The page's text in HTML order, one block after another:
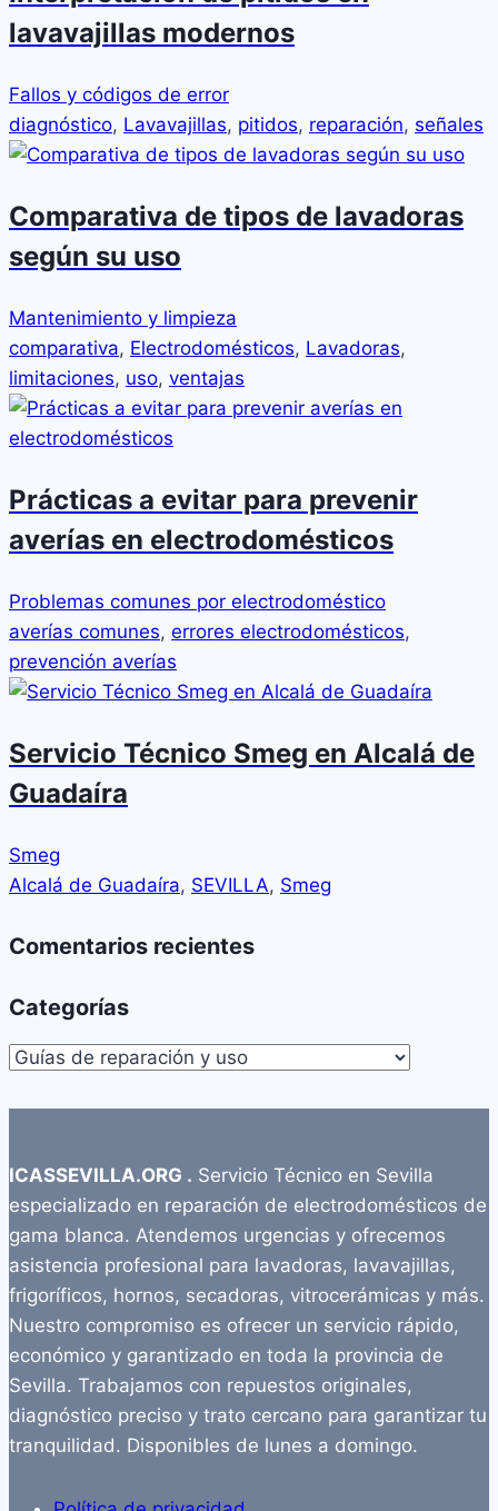
lavavajillas modernos
Fallos y códigos de error
diagnóstico, Lavavajillas, pitidos, reparación, señales
Comparativa de tipos de lavadoras
según su uso
Mantenimiento y limpieza
comparativa, Electrodomésticos, Lavadoras,
limitaciones, uso, ventajas
Prácticas a evitar para prevenir
averías en electrodomésticos
Problemas comunes por electrodoméstico
averías comunes, errores electrodomésticos,
prevención averías
Servicio Técnico Smeg en Alcalá de
Guadaíra
Smeg
Alcalá de Guadaíra, SEVILLA, Smeg
Comentarios recientes
Categorías
Categorías
ICASSEVILLA.ORG . Servicio Técnico en Sevilla
especializado en reparación de electrodomésticos de
gama blanca. Atendemos urgencias y ofrecemos
asistencia profesional para lavadoras, lavavajillas,
frigoríficos, hornos, secadoras, vitrocerámicas y más.
Nuestro compromiso es ofrecer un servicio rápido,
económico y garantizado en toda la provincia de
Sevilla. Trabajamos con repuestos originales,
diagnóstico preciso y trato cercano para garantizar tu
tranquilidad. Disponibles de lunes a domingo.